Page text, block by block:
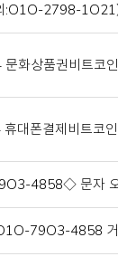
:O1O-2798-1O21
화상품권비트코
대폰결제비트코
4858◇ 문자 오
79O3-4858